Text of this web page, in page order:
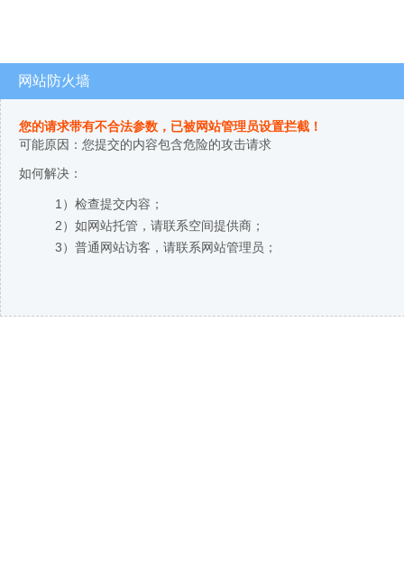
网站防火墙
您的请求带有不合法参数，已被网站管理员设置拦截！
可能原因：您提交的内容包含危险的攻击请求
如何解决：
1）检查提交内容；
2）如网站托管，请联系空间提供商；
3）普通网站访客，请联系网站管理员；